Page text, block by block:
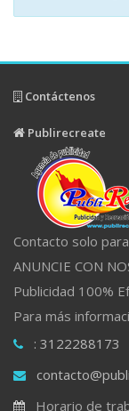
Contáctenos
Publirecreate
Contacto solo
ANUNCIE CON
Publicidad 100%
Para más
: 3122288173
Horario de